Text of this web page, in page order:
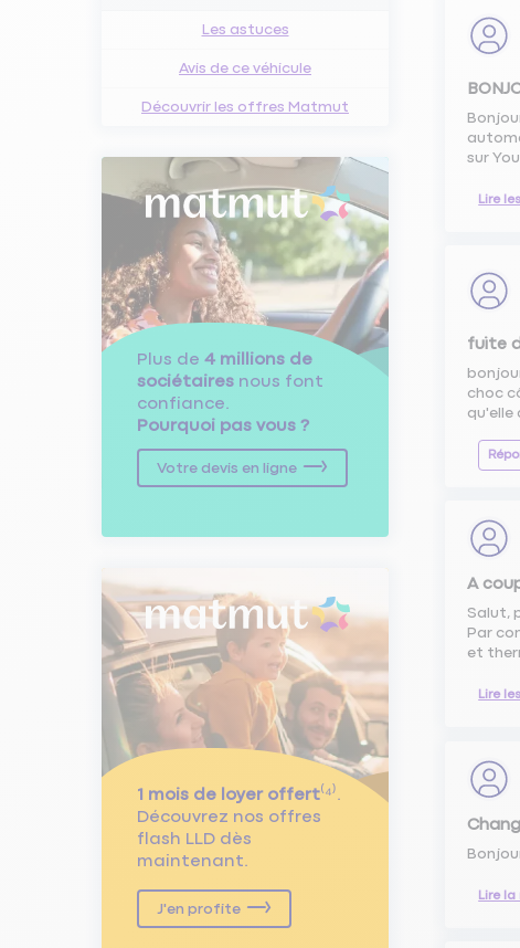
Les astuces
Avis de ce véhicule
Découvrir les offres Matmut
Plus de 4 millions de
sociétaires nous font
confiance.
Pourquoi pas vous ?
Votre devis en ligne
1 mois de loyer offert⁽⁴⁾.
Découvrez nos offres
flash LLD dès
maintenant.
J'en profite
sur
Lire
fuite
choc
qu'elle
A
Salut,
Par
et
Lire
Lire la